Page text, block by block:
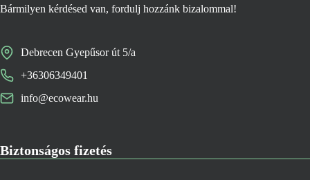
Bármilyen kérdésed van, fordulj hozzánk bizalommal!
Debrecen Gyepűsor út 5/a
+36306349401
info@ecowear.hu
Biztonságos fizetés